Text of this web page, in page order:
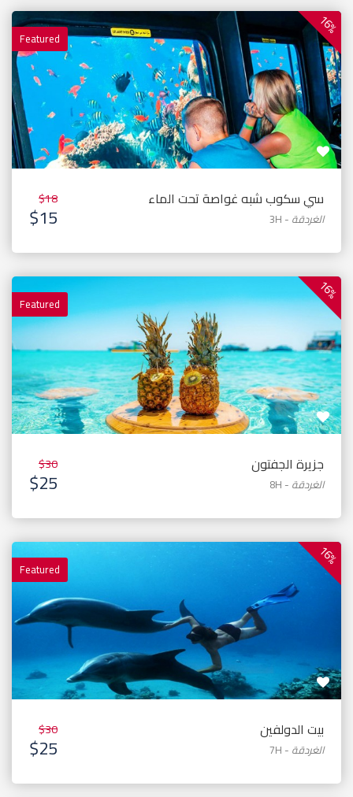
Featured 16%
سي سكوب شبه غواصة تحت الماء
3H - الغردقة
$18
$15
Featured 16%
جزيرة الجفتون
8H - الغردقة
$30
$25
Featured 16%
بيت الدولفين
7H - الغردقة
$30
$25